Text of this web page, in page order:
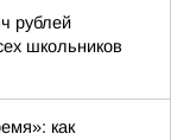
рублей
школьников
как